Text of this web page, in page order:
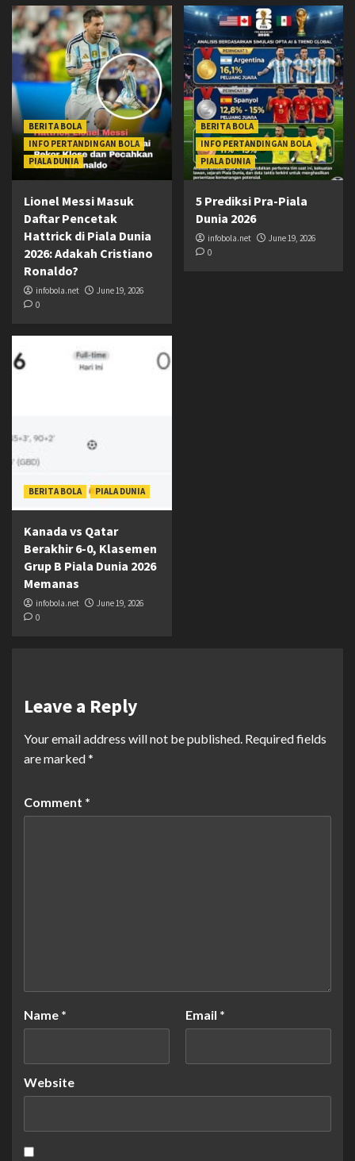
BERITA BOLA
INFO PERTANDINGAN BOLA
PIALA DUNIA
Lionel Messi Masuk
Daftar Pencetak
Hattrick di Piala Dunia
2026: Adakah Cristiano
Ronaldo?
infobola.net
June 19, 2026
0
BERITA BOLA
INFO PERTANDINGAN BOLA
PIALA DUNIA
5 Prediksi Pra-Piala
Dunia 2026
infobola.net
June 19, 2026
0
BERITA BOLA PIALA DUNIA
Kanada vs Qatar
Berakhir 6-0, Klasemen
Grup B Piala Dunia 2026
Memanas
infobola.net
June 19, 2026
0
Leave a Reply
Your email address will not be published. Required fields
are marked*
Comment *
Name * Email *
Website